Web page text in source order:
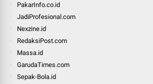
PakarInfo.co.id
JadiProfesional.com
Nexzine.id
RedaksiPost.com
Massa.id
GarudaTimes.com
Sepak-Bola.id